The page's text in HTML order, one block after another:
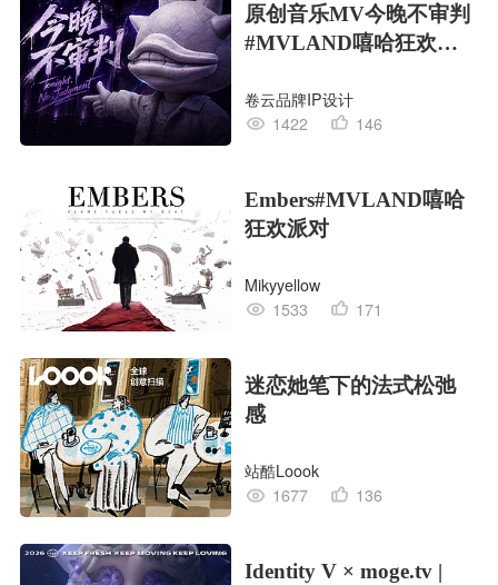
原创音乐MV今晚不审判
#MVLAND嘻哈狂欢派
卷云品牌IP设计
1422
146
Embers#MVLAND嘻哈
狂欢派对
Mikyyellow
1533
171
迷恋她笔下的法式松弛
感
站酷Loook
1677
136
Identity V × moge.tv |